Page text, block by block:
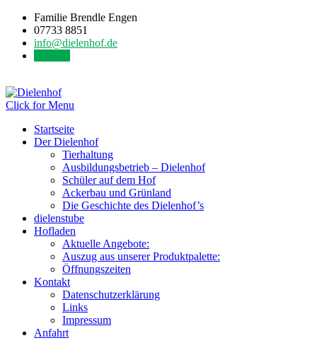
Familie Brendle Engen
07733 8851
info@dielenhof.de
Click for Menu
Startseite
Der Dielenhof
Tierhaltung
Ausbildungsbetrieb – Dielenhof
Schüler auf dem Hof
Ackerbau und Grünland
Die Geschichte des Dielenhof’s
dielenstube
Hofladen
Aktuelle Angebote:
Auszug aus unserer Produktpalette:
Öffnungszeiten
Kontakt
Datenschutzerklärung
Links
Impressum
Anfahrt